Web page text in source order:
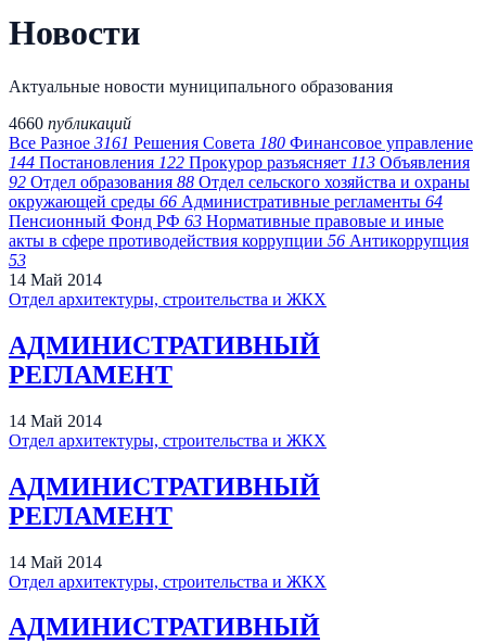
Новости
Актуальные новости муниципального образования
4660 публикаций
Все Разное 3161 Решения Совета 180 Финансовое управление
144 Постановления 122 Прокурор разъясняет 113 Объявления
92 Отдел образования 88 Отдел сельского хозяйства и охраны
окружающей среды 66 Административные регламенты 64
Пенсионный Фонд РФ 63 Нормативные правовые и иные
акты в сфере противодействия коррупции 56 Антикоррупция
53
14 Май 2014
Отдел архитектуры, строительства и ЖКХ
АДМИНИСТРАТИВНЫЙ
РЕГЛАМЕНТ
14 Май 2014
Отдел архитектуры, строительства и ЖКХ
АДМИНИСТРАТИВНЫЙ
РЕГЛАМЕНТ
14 Май 2014
Отдел архитектуры, строительства и ЖКХ
АДМИНИСТРАТИВНЫЙ